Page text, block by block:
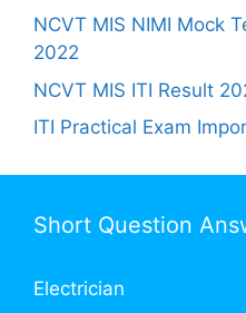
NCVT MIS NIMI Mock
2022
NCVT MIS ITI Result
ITI Practical Exam
Short Question
Electrician